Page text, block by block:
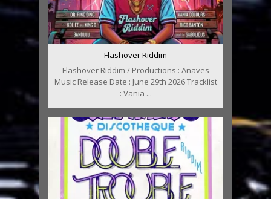
Flashover Riddim
Flashover Riddim / Productions : Anaves
Music Release Date : June 29th 2026 Tracklist
: Vania ...